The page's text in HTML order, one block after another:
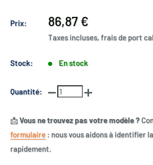
Prix:
Prix
réduit
86,87 €
Taxes incluses, frais de port
Stock: En stock
Quantité:
📩Vous ne trouvez pas votre modèle ?
formulaire : nous vous aidons à identifier
rapidement.